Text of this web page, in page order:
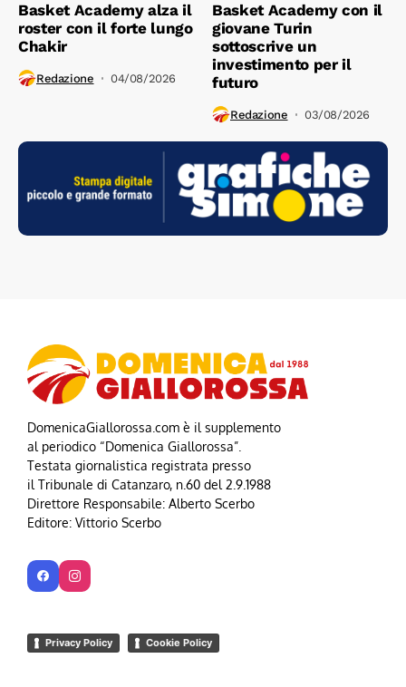
Basket Academy alza il
roster con il forte lungo
Chakir
Redazione 04/08/2026
Basket Academy con il
giovane Turin
sottoscrive un
investimento per il
futuro
Redazione 03/08/2026
DomenicaGiallorossa.com è il supplemento
al periodico “Domenica Giallorossa”.
Testata giornalistica registrata presso
il Tribunale di Catanzaro, n.60 del 2.9.1988
Direttore Responsabile: Alberto Scerbo
Editore: Vittorio Scerbo
Privacy Policy Cookie Policy